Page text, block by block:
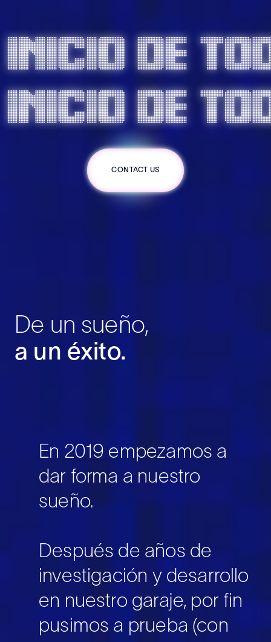
de
de
CONTACT US
De un sueño,
a un éxito.
En 2019 empezamos a
dar forma a nuestro
sueño.
Después de años de
investigación y desarrollo
en nuestro garaje, por fin
pusimos a prueba (con